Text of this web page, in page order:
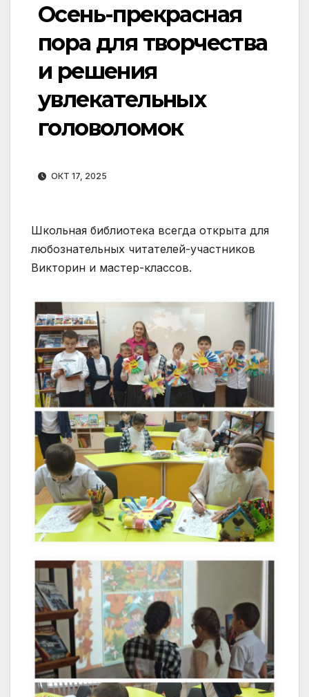
Осень-прекрасная
пора для творчества
и решения
увлекательных
головоломок
ОКТ 17, 2025
Школьная библиотека всегда открыта для
любознательных читателей-участников
Викторин и мастер-классов.